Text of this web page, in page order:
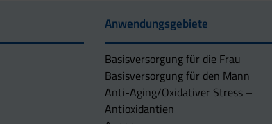
Paprika
Kohlrabi
Meerrettich
Karotte
Erdbeere
Apfelsine
Grapefruit
Johannisbeere,
schwarz
Anwendungsgebiete
Basisversorgung für die Frau
Basisversorgung für den Mann
Anti-Aging/Oxidativer Stress –
Antioxidantien